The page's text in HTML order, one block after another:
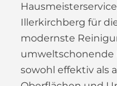
Illerkirchberg für
modernste
umweltschonende
sowohl effektiv als